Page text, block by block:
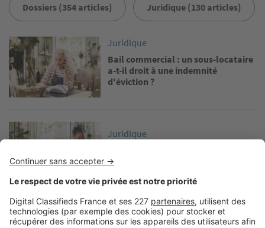
Dossiers (354 articles) Juridique (130 articles)
Image
Juridique
Bail commercial : un sous-locataire
a-t-il droit à une indemnité
d'éviction ?
Image
Juridique
obligatoire ?
Image
Juridique